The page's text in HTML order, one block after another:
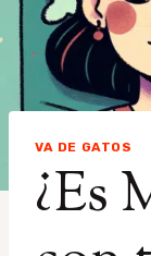
VA DE GATOS
¿Es